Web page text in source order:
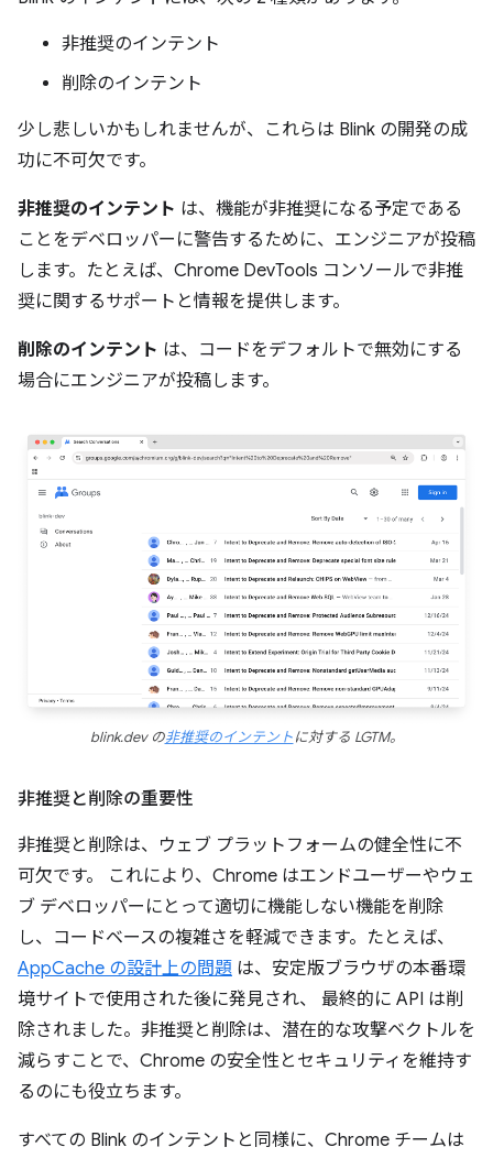
非推奨のインテント
削除のインテント
少し悲しいかもしれませんが、これらは Blink の開発の成
功に不可欠です。
非推奨のインテント は、機能が非推奨になる予定である
ことをデベロッパーに警告するために、エンジニアが投稿
します。たとえば、Chrome DevTools コンソールで非推
奨に関するサポートと情報を提供します。
削除のインテント は、コードをデフォルトで無効にする
場合にエンジニアが投稿します。
blink.dev の非推奨のインテントに対する LGTM。
非推奨と削除の重要性
非推奨と削除は、ウェブ プラットフォームの健全性に不
可欠です。 これにより、Chrome はエンドユーザーやウェ
ブ デベロッパーにとって適切に機能しない機能を削除
し、コードベースの複雑さを軽減できます。たとえば、
AppCache の設計上の問題 は、安定版ブラウザの本番環
境サイトで使用された後に発見され、 最終的に API は削
除されました。非推奨と削除は、潜在的な攻撃ベクトルを
減らすことで、Chrome の安全性とセキュリティを維持す
るのにも役立ちます。
すべての Blink のインテントと同様に、Chrome チームは